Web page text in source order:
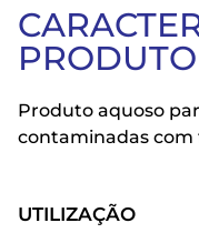
PRODUTO
Produto aquoso
contaminadas com
UTILIZAÇÃO